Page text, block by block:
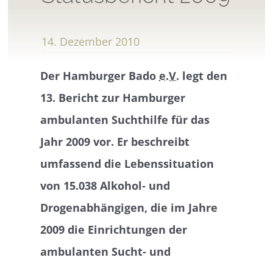
Bado e.V.
Kontakt
14. Dezember 2010
Der Hamburger Badoe.V. legt den
13. Bericht zur Hamburger
ambulanten Suchthilfe für das
Jahr 2009 vor. Er beschreibt
umfassend die Lebenssituation
von 15.038 Alkohol- und
Drogenabhängigen, die im Jahre
2009 die Einrichtungen der
ambulanten Sucht- und